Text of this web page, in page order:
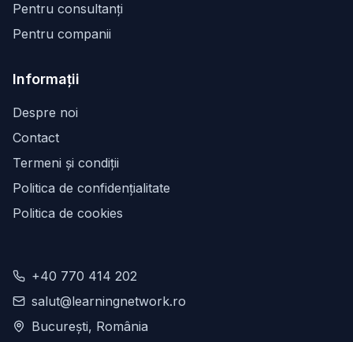
Pentru consultanți
Pentru companii
Informații
Despre noi
Contact
Termeni și condiții
Politica de confidențialitate
Politica de cookies
+40 770 414 202
salut@learningnetwork.ro
București, România